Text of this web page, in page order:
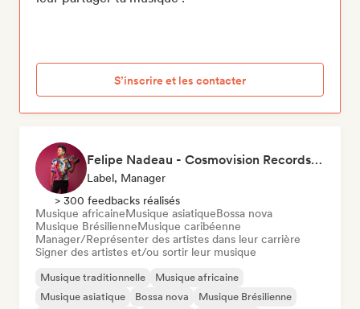
S’inscrire et les contacter
Felipe Nadeau - Cosmovision Records & Ritmos del Sur
Label, Manager
> 300 feedbacks réalisés
Musique africaineMusique asiatiqueBossa nova
Musique BrésilienneMusique caribéenne
Manager/Représenter des artistes dans leur carrière
Signer des artistes et/ou sortir leur musique
Musique traditionnelle
Musique africaine
Musique asiatique
Bossa nova
Musique Brésilienne